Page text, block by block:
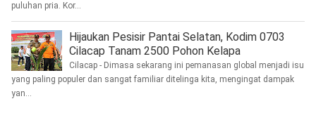
puluhan pria. Kor...
Hijaukan Pesisir Pantai Selatan, Kodim 0703
Cilacap Tanam 2500 Pohon Kelapa
Cilacap - Dimasa sekarang ini pemanasan global menjadi isu
yang paling populer dan sangat familiar ditelinga kita, mengingat dampak
yan...